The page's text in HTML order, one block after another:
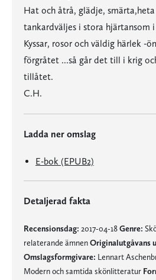
Hat och åtrå, glädje,
tankardväljes i stora hjärtansom
Kyssar, rosor och väldig härlek -
förgråtet ...så går det till i krig
tillåtet.
C.H.
Ladda ner omslag
E-bok (EPUB2)
Detaljerad fakta
Recensionsdag: 2017-04-18Genre:
relaterande ämnenOriginalutgåvans
Omslagsformgivare: Lennart
Modern och samtida skönlitteratur